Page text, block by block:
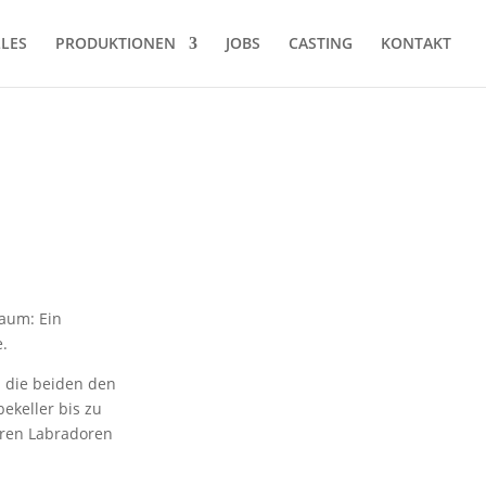
PRODUKTIONEN JOBS CASTING KONTAKT
Ein
die beiden den
bis zu
Labradoren